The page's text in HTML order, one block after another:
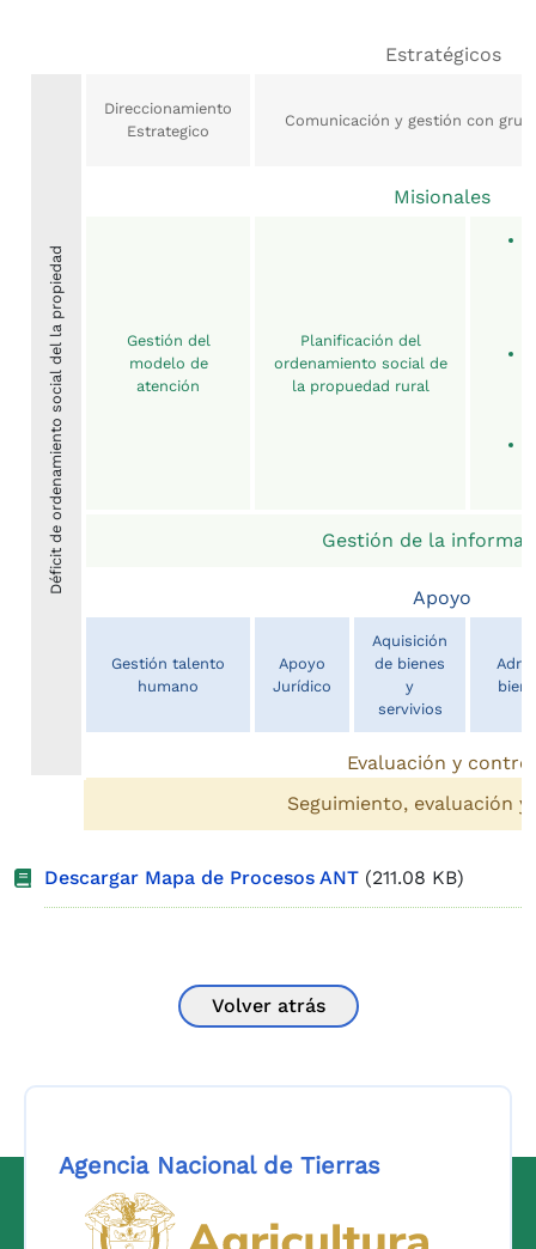
Estratégicos
Déficit de ordenamiento social del la propiedad
Direccionamiento
Estrategico
Comunicación y gestión con
Misionales
Gestión del
modelo de
atención
Planificación del
ordenamiento social de
la propuedad rural
Gestión de la
Apoyo
Gestión talento
humano
Apoyo
Jurídico
Aquisición
de bienes
y
servivios
Evaluación y control
Seguimiento, evaluación y
Descargar Mapa de Procesos ANT (211.08 KB)
Volver atrás
Agencia Nacional de Tierras